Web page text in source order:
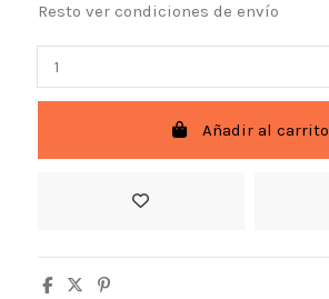
Resto ver condiciones de envío
Añadir al carrito